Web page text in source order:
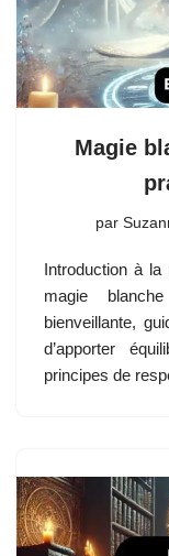
Magie
par
Introduction à
magie
bienveillante,
d’apporter
principes de